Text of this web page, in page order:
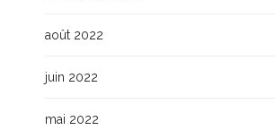
août 2022
juin 2022
mai 2022